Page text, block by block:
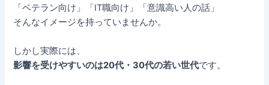
「ベテラン向け」「IT職向け」「意識高い人の話」
そんなイメージを持っていませんか。
しかし実際には、
影響を受けやすいのは20代・30代の若い世代です。